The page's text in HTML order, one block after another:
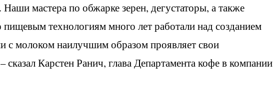
мастера по обжарке зерен, дегустаторы, а также
технологиям много лет работали над созданием
с молоком наилучшим образом проявляет свои
сказал Карстен Ранич, глава Департамента кофе в компании